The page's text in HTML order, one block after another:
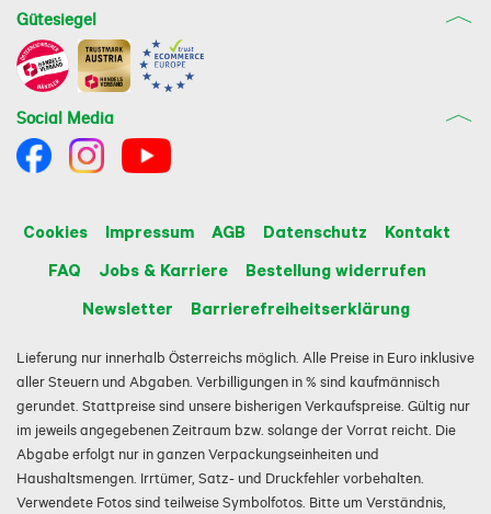
Gütesiegel
Social Media
Cookies Impressum AGB Datenschutz
Kontakt
FAQ
Jobs & Karriere
Bestellung widerrufen
Newsletter
Barrierefreiheitserklärung
Lieferung nur innerhalb Österreichs möglich. Alle Preise in Euro inklusive
aller Steuern und Abgaben. Verbilligungen in % sind kaufmännisch
gerundet. Stattpreise sind unsere bisherigen Verkaufspreise. Gültig nur
im jeweils angegebenen Zeitraum bzw. solange der Vorrat reicht. Die
Abgabe erfolgt nur in ganzen Verpackungseinheiten und
Haushaltsmengen. Irrtümer, Satz- und Druckfehler vorbehalten.
Verwendete Fotos sind teilweise Symbolfotos. Bitte um Verständnis,